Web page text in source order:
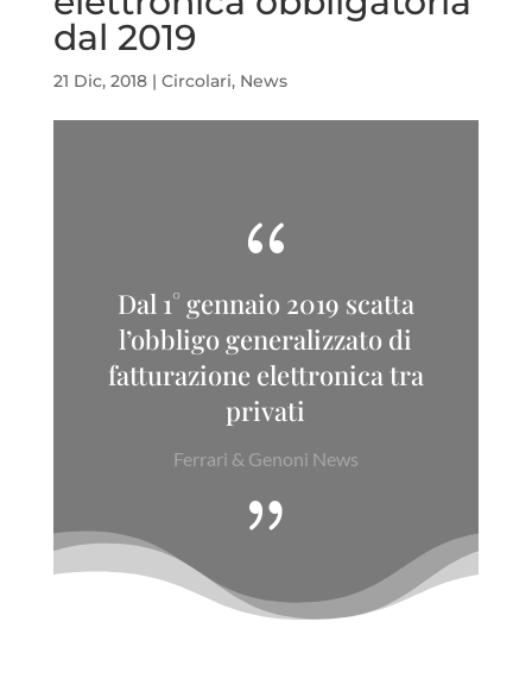
dal 2019
21 Dic, 2018| Circolari, News
{
Dal 1° gennaio 2019 scatta
l’obbligo generalizzato di
fatturazione elettronica tra
privati
Ferrari & Genoni News
{